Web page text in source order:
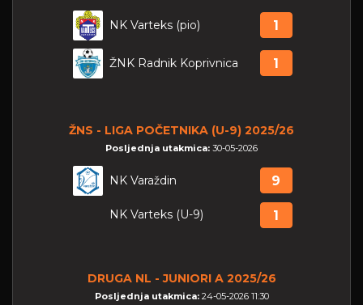
NK Varteks (pio) 1
ŽNK Radnik Koprivnica 1
ŽNS - LIGA POČETNIKA (U-9) 2025/26
Posljednja utakmica: 30-05-2026
NK Varaždin 9
NK Varteks (U-9) 1
DRUGA NL - JUNIORI A 2025/26
Posljednja utakmica: 24-05-2026 11:30